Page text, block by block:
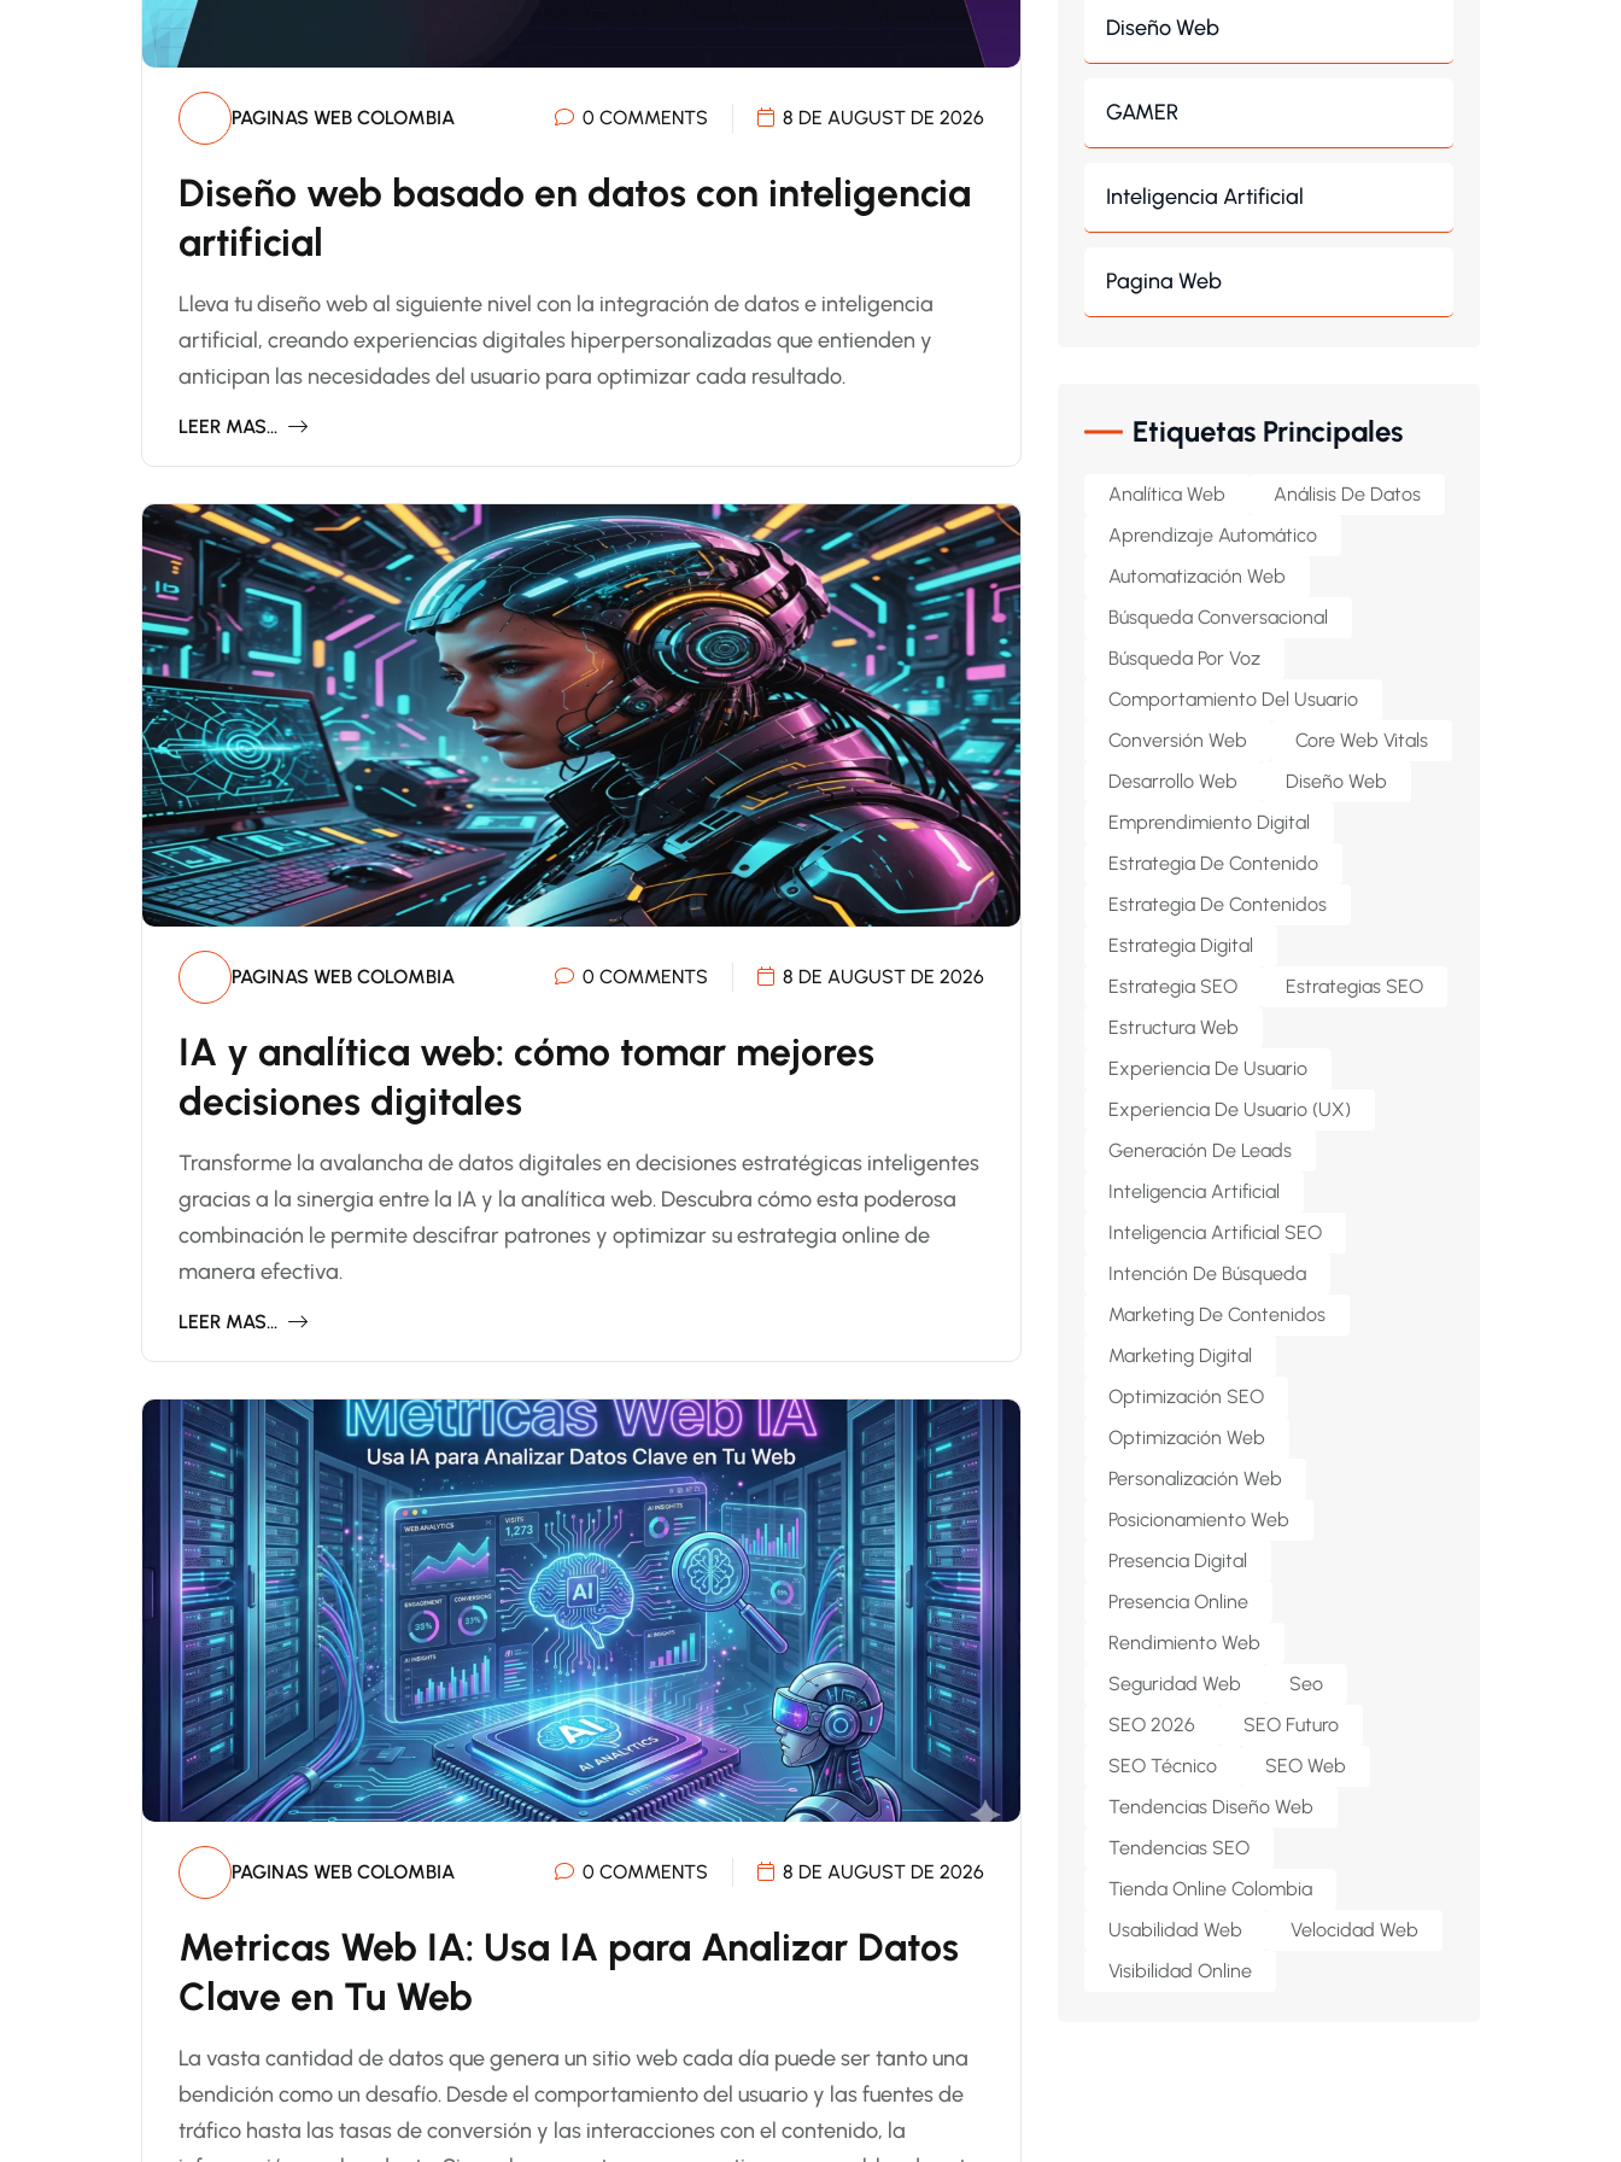
PAGINAS WEB COLOMBIA 0 COMMENTS 8 DE AUGUST DE 2026
Diseño web basado en datos con inteligencia
artificial
Lleva tu diseño web al siguiente nivel con la integración de datos e inteligencia
artificial, creando experiencias digitales hiperpersonalizadas que entienden y
anticipan las necesidades del usuario para optimizar cada resultado.
LEER MAS...
PAGINAS WEB COLOMBIA 0 COMMENTS 8 DE AUGUST DE 2026
IA y analítica web: cómo tomar mejores
decisiones digitales
Transforme la avalancha de datos digitales en decisiones estratégicas inteligentes
gracias a la sinergia entre la IA y la analítica web. Descubra cómo esta poderosa
combinación le permite descifrar patrones y optimizar su estrategia online de
manera efectiva.
LEER MAS...
PAGINAS WEB COLOMBIA 0 COMMENTS 8 DE AUGUST DE 2026
Metricas Web IA: Usa IA para Analizar Datos
Clave en Tu Web
La vasta cantidad de datos que genera un sitio web cada día puede ser tanto una
bendición como un desafío. Desde el comportamiento del usuario y las fuentes de
tráfico hasta las tasas de conversión y las interacciones con el contenido, la
Diseño Web
GAMER
Inteligencia Artificial
Pagina Web
Etiquetas Principales
Analítica Web
Análisis De Datos
Aprendizaje Automático
Automatización Web
Búsqueda Conversacional
Búsqueda Por Voz
Comportamiento Del Usuario
Conversión Web
Core Web Vitals
Desarrollo Web
Diseño Web
Emprendimiento Digital
Estrategia De Contenido
Estrategia De Contenidos
Estrategia Digital
Estrategia SEO
Estrategias SEO
Estructura Web
Experiencia De Usuario
Experiencia De Usuario (UX)
Generación De Leads
Inteligencia Artificial
Inteligencia Artificial SEO
Intención De Búsqueda
Marketing De Contenidos
Marketing Digital
Optimización SEO
Optimización Web
Personalización Web
Posicionamiento Web
Presencia Digital
Presencia Online
Rendimiento Web
Seguridad Web
Seo
SEO 2026
SEO Futuro
SEO Técnico
SEO Web
Tendencias Diseño Web
Tendencias SEO
Tienda Online Colombia
Usabilidad Web
Velocidad Web
Visibilidad Online